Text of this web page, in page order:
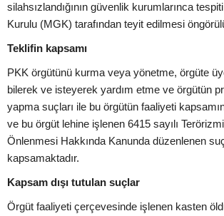
silahsızlandığının güvenlik kurumlarınca
Kurulu (MGK) tarafından teyit edilmesi
Teklifin kapsamı
PKK örgütünü kurma veya yönetme, örgüte
bilerek ve isteyerek yardım etme ve örgütün
yapma suçları ile bu örgütün faaliyeti
ve bu örgüt lehine işlenen 6415 sayılı
Önlenmesi Hakkında Kanunda düzenlenen
kapsamaktadır.
Kapsam dışı tutulan suçlar
Örgüt faaliyeti çerçevesinde işlenen kasten